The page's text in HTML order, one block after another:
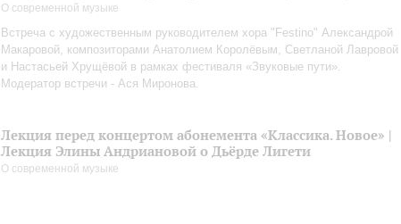
О современной музыке
Встреча с художественным руководителем хора "Festino" Александрой
Макаровой, композиторами Анатолием Королёвым, Светланой Лавровой
и Настасьей Хрущёвой в рамках фестиваля «Звуковые пути».
Модератор встречи - Ася Миронова.
Лекция перед концертом абонемента «Классика. Новое» |
Лекция Элины Андриановой о Дьёрде Лигети
О современной музыке